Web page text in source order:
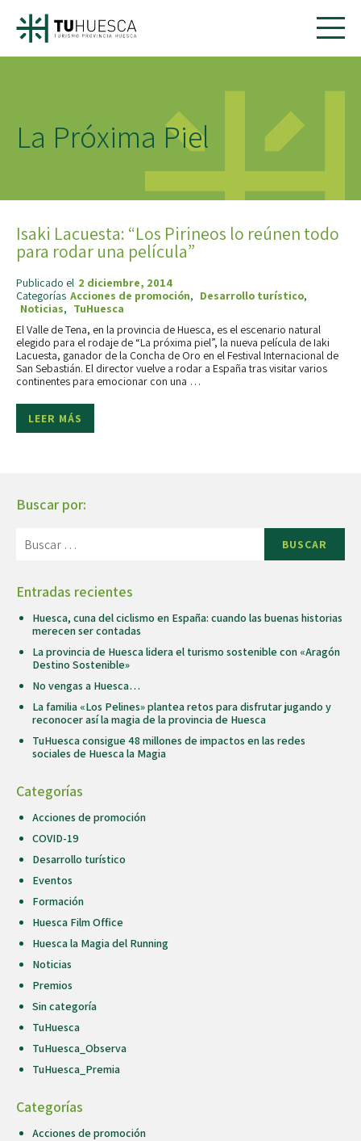
La Próxima Piel
Isaki Lacuesta: “Los Pirineos lo reúnen todo
para rodar una película”
Publicado el 2 diciembre, 2014
Categorías Acciones de promoción, Desarrollo turístico,
Noticias, TuHuesca
El Valle de Tena, en la provincia de Huesca, es el escenario natural
elegido para el rodaje de “La próxima piel”, la nueva película de Iaki
Lacuesta, ganador de la Concha de Oro en el Festival Internacional de
San Sebastián. El director vuelve a rodar a España tras visitar varios
continentes para emocionar con una …
LEER MÁS
Buscar por:
BUSCAR
Entradas recientes
Huesca, cuna del ciclismo en España: cuando las buenas historias
merecen ser contadas
La provincia de Huesca lidera el turismo sostenible con «Aragón
Destino Sostenible»
No vengas a Huesca…
La familia «Los Pelines» plantea retos para disfrutar jugando y
reconocer así la magia de la provincia de Huesca
TuHuesca consigue 48 millones de impactos en las redes
sociales de Huesca la Magia
Categorías
Acciones de promoción
COVID-19
Desarrollo turístico
Eventos
Formación
Huesca Film Office
Huesca la Magia del Running
Noticias
Premios
Sin categoría
TuHuesca
TuHuesca_Observa
TuHuesca_Premia
Categorías
Acciones de promoción